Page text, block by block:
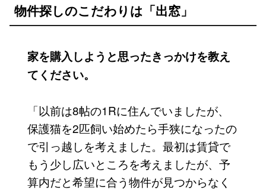
物件探しのこだわりは「出窓」
家を購入しようと思ったきっかけを教え
てください。
「以前は8帖の1Rに住んでいましたが、
保護猫を2匹飼い始めたら手狭になったの
で引っ越しを考えました。最初は賃貸で
もう少し広いところを考えましたが、予
算内だと希望に合う物件が見つからなく